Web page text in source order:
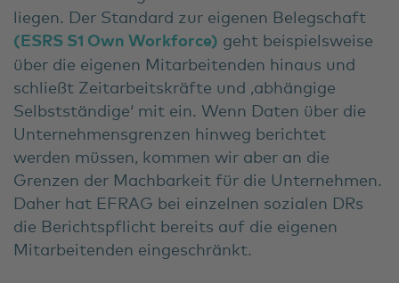
liegen. Der Standard zur eigenen Belegschaft
(ESRS S1 Own Workforce) geht beispielsweise
über die eigenen Mitarbeitenden hinaus und
schließt Zeitarbeitskräfte und ‚abhängige
Selbstständige‘ mit ein. Wenn Daten über die
Unternehmensgrenzen hinweg berichtet
werden müssen, kommen wir aber an die
Grenzen der Machbarkeit für die Unternehmen.
Daher hat EFRAG bei einzelnen sozialen DRs
die Berichtspflicht bereits auf die eigenen
Mitarbeitenden eingeschränkt.